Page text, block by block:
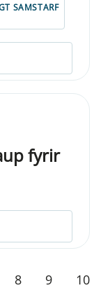
SAMSTARF
fyrir
8 9 10